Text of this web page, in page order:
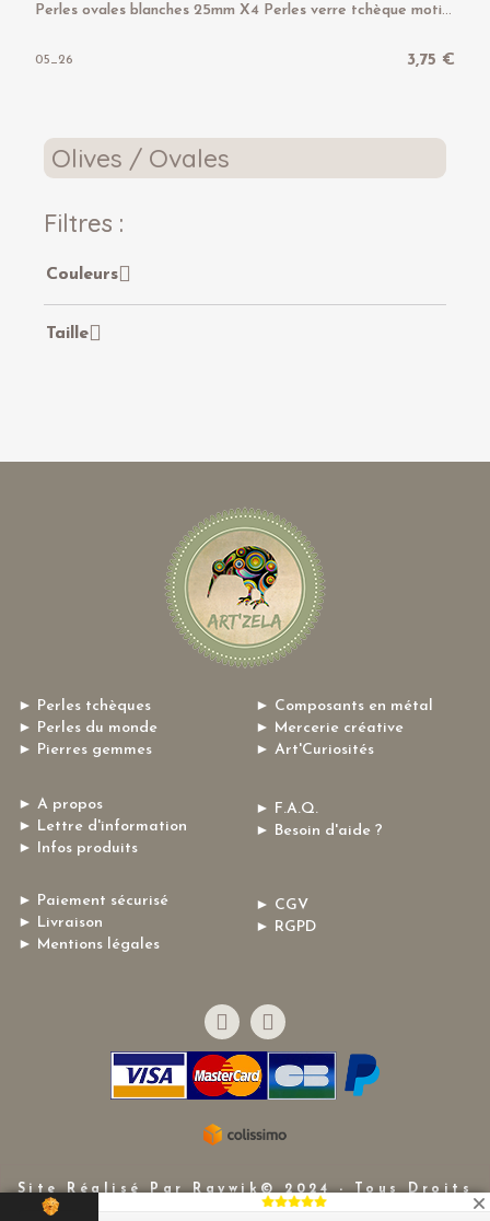
Olives / Ovales
Filtres :
Couleurs
Taille
P
erles ovales blanches 25mm X4 Perles verre tchèque motif losange
05_26 3,75 €
► Perles tchèques
► Perles du monde
► Pierres gemmes
► Composants en métal
► Mercerie créative
► Art'Curiosités
► A propos
► Lettre d'information
► Infos produits
► F.A.Q.
► Besoin d'aide ?
► Paiement sécurisé
► Livraison
► Mentions légales
► CGV
► RGPD
Site Réalisé Par Raywik© 2024 - Tous Droits